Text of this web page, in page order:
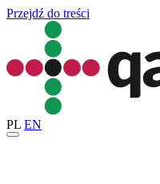
Przejdź do treści
PL EN